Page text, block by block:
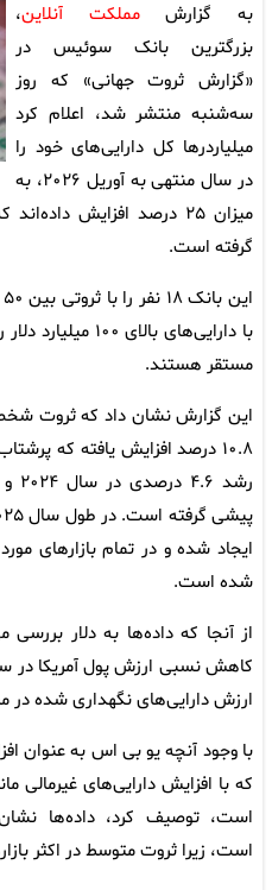
به گزارشمملکت آنلاین،
بزرگترین بانک سوئیس در
«گزارش ثروت جهانی» که روز
سه‌شنبه منتشر شد، اعلام کرد
میلیاردرها کل دارایی‌های خود را
در سال منتهی به آوریل ۲۰۲۶، به
میزان ۲۵ درصد افزایش
گرفته است.
مستقر هستند.
این گزارش نشان داد که ثروت
ایجاد شده و در تمام بازارهای
شده است.
از آنجا که داده‌ها به دلار
کاهش نسبی ارزش پول آمریکا در
ارزش دارایی‌های نگهداری شده در
با وجود آنچه یو بی اس به عنوان
که با افزایش دارایی‌های
است، توصیف کرد، داده‌ها
است، زیرا ثروت متوسط ‌در اکثر